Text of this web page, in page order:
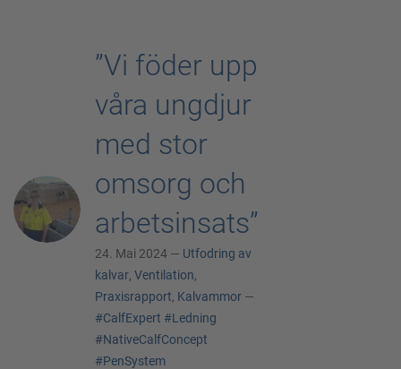
”Vi föder upp
våra ungdjur
med stor
omsorg och
arbetsinsats”
24. Mai 2024 — Utfodring av
kalvar, Ventilation,
Praxisrapport, Kalvammor —
#CalfExpert #Ledning
#NativeCalfConcept
#PenSystem